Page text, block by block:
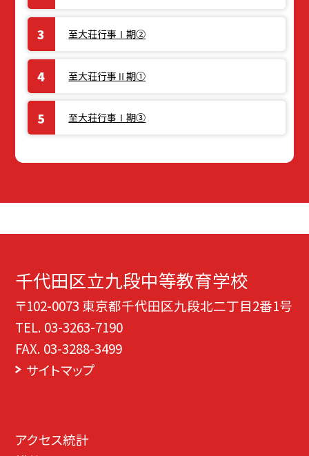
至大荘行事Ⅰ期②
至大荘行事Ⅱ期①
至大荘行事Ⅰ期③
千代田区立九段中等教育学校
〒102-0073 東京都千代田区九段北二丁目2番1号
TEL. 03-3263-7190
FAX. 03-3288-3499
サイトマップ
アクセス統計